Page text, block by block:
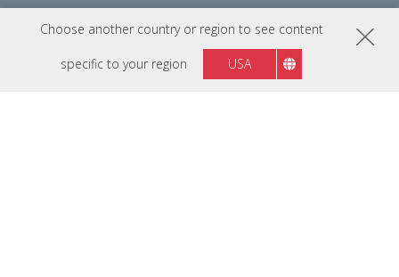
Choose another country or region to see content
specific to your region USA